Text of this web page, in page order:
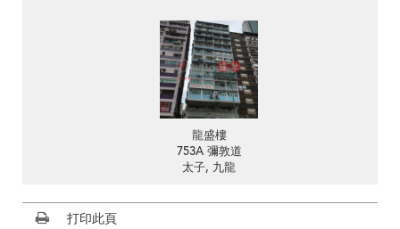
龍盛樓
753A 彌敦道
太子, 九龍
打印此頁